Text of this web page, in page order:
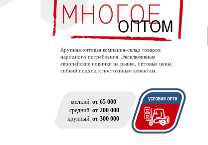
Крупная оптовая компания-склад товаров
народного потребления. Эксклюзивные
европейские новинки на рынке, оптовые цены,
гибкий подход к постоянным клиентам.
мелкий: от 65 000
средний: от 200 000
крупный: от 300 000